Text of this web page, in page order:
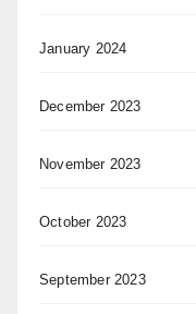
January 2024
December 2023
November 2023
October 2023
September 2023